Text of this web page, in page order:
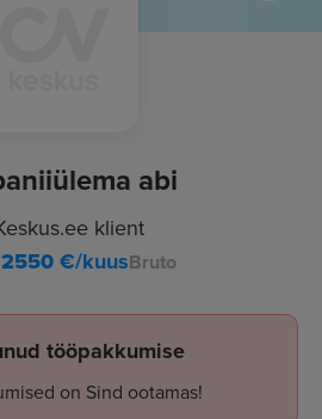
abi
klient
2550€/kuusBruto
tööpakkumise
on Sind ootamas!